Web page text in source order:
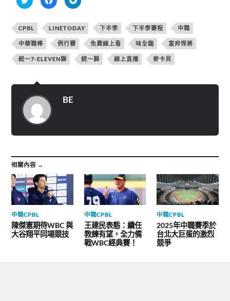
享
w
i
t
t
e
r
(
在
窗
開
啟
)
一
分
享
至
F
a
c
e
b
k
啟
一
分
享
到
e
l
e
g
m
啟
CPBL LINETODAY 下半季 下半季賽程 中職
中華職棒 例行賽 免費線上看 味全龍 富邦悍將
統一7-ELEVEN獅 統一獅 線上直播 麥卡貝
BE
相關內容 →
中職CPBL
陳傑憲期待WBC 與
大谷翔平同場競技
中職CPBL
王建民表態：續任
教練有望，全力備
戰WBC經典賽！
中職CPBL
2025年中職賽季於
台北大巨蛋的激烈
競爭